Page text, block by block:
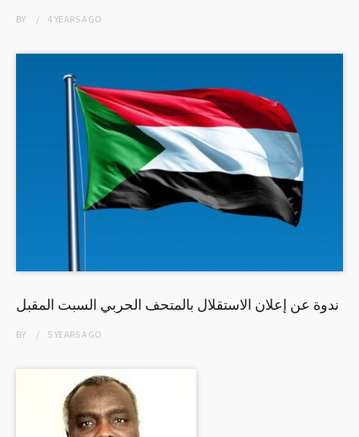
BY 4 YEARSAGO
ندوة عن إعلان الاستقلال بالمتحف الحربي السبت المقبل
BY 5 YEARSAGO